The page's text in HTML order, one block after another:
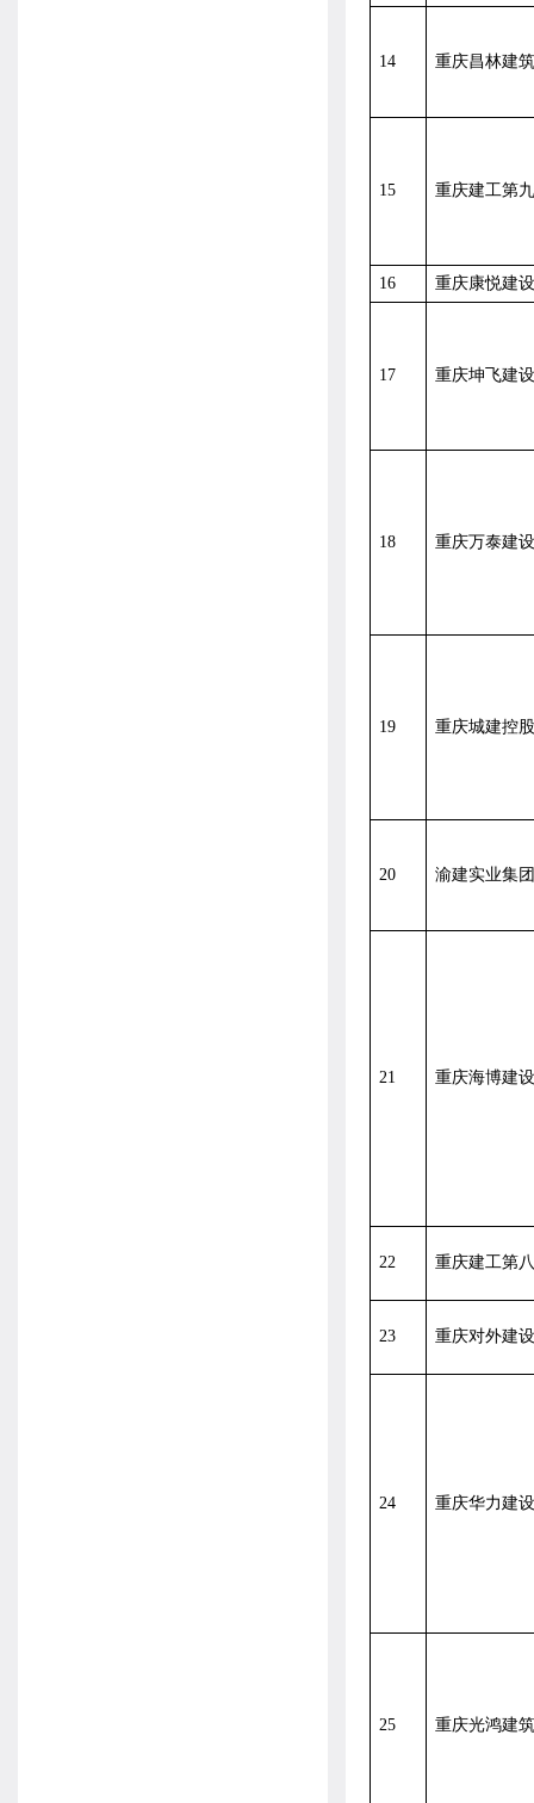
14 重庆昌林建
15 重庆建工第
16 重庆康悦建
17 重庆坤飞建
18 重庆万泰建
19 重庆城建控
20 渝建实业集
21 重庆海博建
22 重庆建工第
23 重庆对外建
24 重庆华力建
25 重庆光鸿建